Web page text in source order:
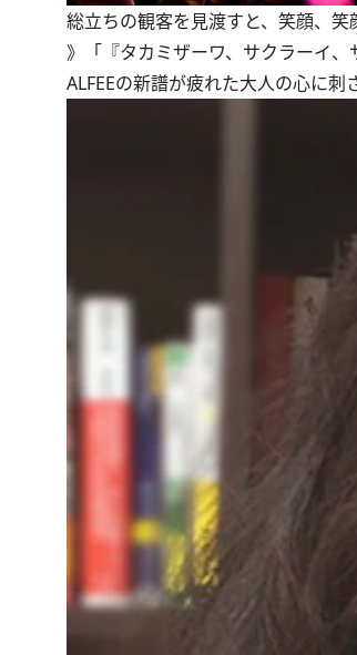
総立ちの観客を見渡すと、笑顔、
》
「『タカミザーワ、サクラーイ
ALFEEの新譜が疲れた大人の心に刺